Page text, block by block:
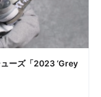
ーズ「2023 ‘Grey